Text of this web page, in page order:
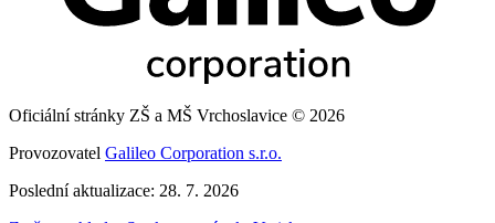
Oficiální stránky ZŠ a MŠ Vrchoslavice © 2026
Provozovatel Galileo Corporation s.r.o.
Poslední aktualizace: 28. 7. 2026